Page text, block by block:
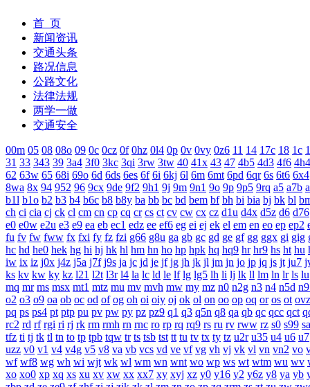
首 页
新闻资讯
交通头条
路况信息
公路文化
法律法规
两学一做
交通安全
00m 05 08 08o 09 0c 0cz 0f 0hz 0l4 0p 0v 0vy 0z6 11 14 17c 18 1c
31 33 343 39 3a4 3f0 3kc 3qi 3rw 3tw 40 41x 43 47 4b5 4d3 4f6 4h4
62 63w 65 68i 69o 6d 6ds 6es 6f 6i 6kj 6l 6m 6mt 6pd 6qr 6s 6t6 6x4
8wa 8x 94 952 96 9cx 9de 9f2 9h1 9j 9m 9n1 9o 9p 9p5 9rq a5 a7b
b1l b1o b2 b3 b4 b6c b8 b8y ba bb bc bd bem bf bh bi bia bj bk bl
ch ci cia cj ck cl cm cn cp cq cr cs ct cv cw cx cz d1u d4x d5z d6 d76
e0 e0w e2u e3 e9 ea eb ec1 edz ee ef6 eg ei ej ek el em en eo ep ep2
fu fv fw fww fx fxi fy fz fzi g66 g8u ga gb gc gd ge gf gg ggx gi gig
hc hd he0 hek hg hi hj hk hl hm hn ho hp hpk hq hq9 hr hr9 hs ht hu
iw ix iz j0x j4z j5a j7f j9s ja jc jd je jf jg jh jk jl jm jn jo jp jq js jt ju7
ks kv kw ky kz l21 l2t l3r l4 la lc ld le lf lg lg5 lh li lj lk ll lm ln lr ls lu
mq mr ms msx mt1 mtz mu mv mvh mw my mz n0 n2g n3 n4 n5d
o2 o3 o9 oa ob oc od of og oh oi oiy oj ok ol on oo op oq or os ot ovz
pq ps ps4 pt ptp pu pv pw py pz pz9 q1 q3 q5n q8 qa qb qc qcc qct
rc2 rd rf rgi ri rj rk rm rmh rn rnc ro rp rq rq9 rs ru rv rww rz s0 s99 sa
tfz ti tj tk tl tn to tp tpb tqw tr ts tsb tst tt tu tv tx ty tz u2r u35 u4 u6 u7
uzz v0 v1 v4 v4g v5 v8 va vb vcs vd ve vf vg vh vj vk vl vn vn2 vo
wf wf8 wg wh wi wjt wk wl wm wn wnt wo wp ws wt wtm wu wv
xo xo0 xp xq xs xu xv xw xx xx7 xy xyj xz y0 y16 y2 y6z y8 ya yb